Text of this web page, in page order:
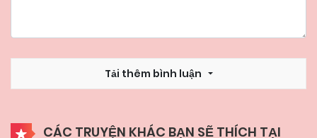
Chapter 25 22/05/2026
Tải thêm bình luận
CÁC TRUYỆN KHÁC BẠN SẼ THÍCH TẠI